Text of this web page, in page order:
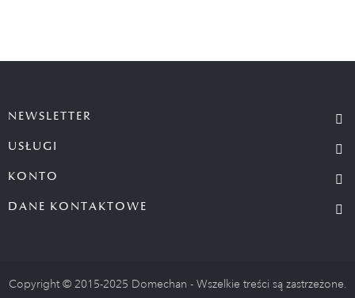
NEWSLETTER
USŁUGI
KONTO
DANE KONTAKTOWE
Copyright © 2015-2025 Domechan - Wszelkie treści są zastrzeżone.